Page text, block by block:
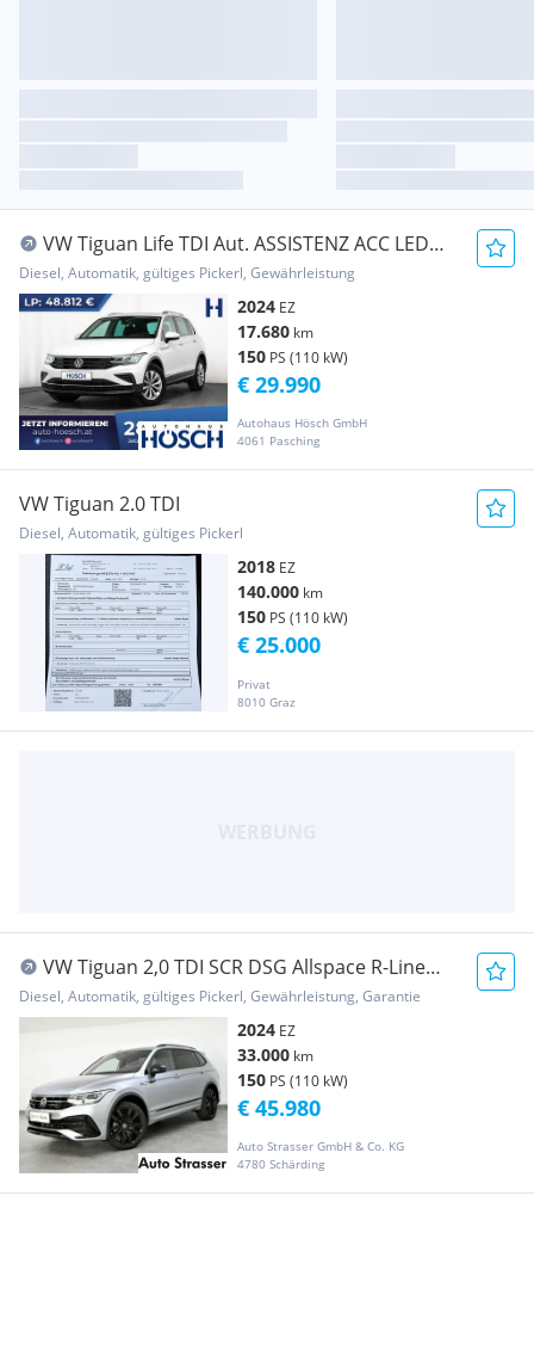
VW Tiguan Life TDI Aut. ASSISTENZ ACC LED
MEGA-DEA...
Diesel, Automatik, gültiges Pickerl, Gewährleistung
2024 EZ
17.680 km
150 PS (110 kW)
Autohaus Hösch GmbH
4061 Pasching
€ 29.990
VW Tiguan 2.0 TDI
Diesel, Automatik, gültiges Pickerl
2018 EZ
140.000 km
150 PS (110 kW)
Privat
8010 Graz
€ 25.000
VW Tiguan 2,0 TDI SCR DSG Allspace R-Line
Matrix N...
Diesel, Automatik, gültiges Pickerl, Gewährleistung, Garantie
2024 EZ
33.000 km
150 PS (110 kW)
Auto Strasser GmbH & Co. KG
4780 Schärding
€ 45.980